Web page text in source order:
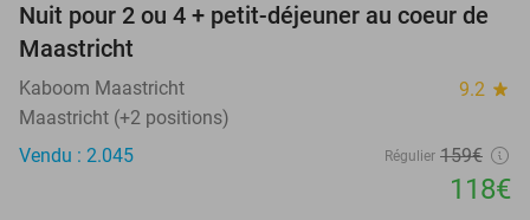
26%
Nuit pour 2 ou 4 + petit-déjeuner au coeur de
Maastricht
Kaboom Maastricht 9.2 star
Maastricht (+2 positions)
Vendu : 2.045
Régulier 159€
118€